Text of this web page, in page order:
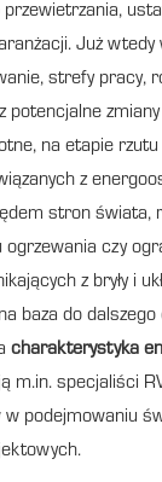
Już
strefy pracy,
potencjalne
na etapie
z
stron świata,
czy
z bryły i
baza do
charakterystyka
m.in. specjaliści
podejmowaniu